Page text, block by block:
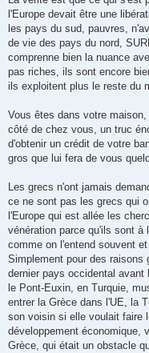
l'Europe devait être une
les pays du sud, pauvres,
de vie des pays du nord,
comprenne bien la nuance
pas riches, ils sont encore
ils exploitent plus le reste du
Vous êtes dans votre
côté de chez vous, un truc
d'obtenir un crédit de votre
gros que lui fera de vous
Les grecs n'ont jamais
ce ne sont pas les grecs qui
l'Europe qui est allée les
vénération parce qu'ils sont à
comme on l'entend souvent
Simplement pour des
dernier pays occidental
le Pont-Euxin, en Turquie,
entrer la Grèce dans l'UE, la
son voisin si elle voulait faire
développement économique,
Grèce, qui était un obstacle